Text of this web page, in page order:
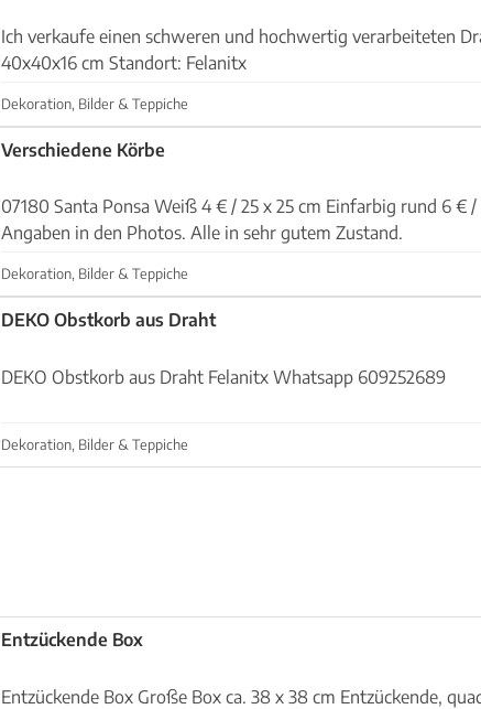
Ich verkaufe einen schweren und hochwertig verarbeiteten
40x40x16 cm Standort: Felanitx
Dekoration, Bilder & Teppiche
Verschiedene Körbe
07180 Santa Ponsa Weiß 4 € / 25 x 25 cm Einfarbig rund 6 € / 36 x 25 cm Weitere
Angaben in den Photos. Alle in sehr gutem Zustand.
Dekoration, Bilder & Teppiche
DEKO Obstkorb aus Draht
DEKO Obstkorb aus Draht Felanitx Whatsapp 609252689
Dekoration, Bilder & Teppiche
Entzückende Box
Entzückende Box Große Box ca. 38 x 38 cm Entzückende, quadratische, große Box.